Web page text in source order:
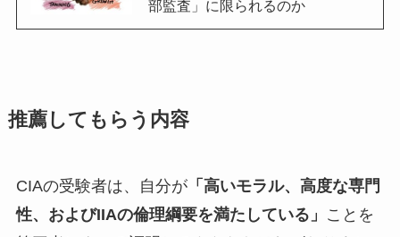
部監査」に限られるのか
推薦してもらう内容
CIAの受験者は、自分が「高いモラル、高度な専門
性、およびIIAの倫理綱要を満たしている」 ことを